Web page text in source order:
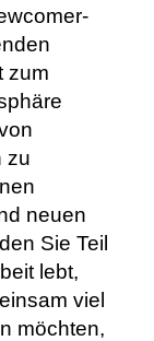
zum
zu
neuen
Sie Teil
lebt,
viel
möchten,